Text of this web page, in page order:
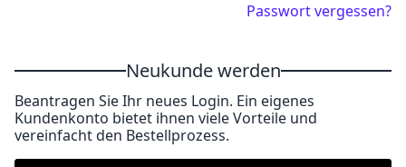
Passwort vergessen?
Neukunde werden
Beantragen Sie Ihr neues Login. Ein eigenes
Kundenkonto bietet ihnen viele Vorteile und
vereinfacht den Bestellprozess.